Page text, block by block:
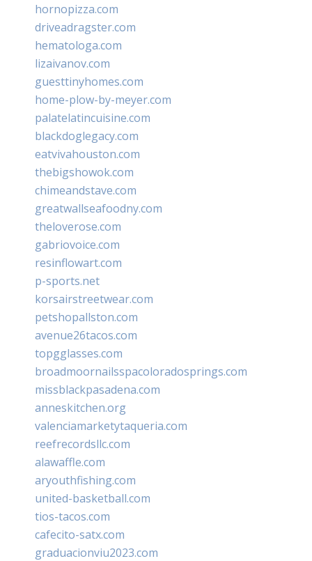
hornopizza.com
driveadragster.com
hematologa.com
lizaivanov.com
guesttinyhomes.com
home-plow-by-meyer.com
palatelatincuisine.com
blackdoglegacy.com
eatvivahouston.com
thebigshowok.com
chimeandstave.com
greatwallseafoodny.com
theloverose.com
gabriovoice.com
resinflowart.com
p-sports.net
korsairstreetwear.com
petshopallston.com
avenue26tacos.com
topgglasses.com
broadmoornailsspacoloradosprings.com
missblackpasadena.com
anneskitchen.org
valenciamarketytaqueria.com
reefrecordsllc.com
alawaffle.com
aryouthfishing.com
united-basketball.com
tios-tacos.com
cafecito-satx.com
graduacionviu2023.com